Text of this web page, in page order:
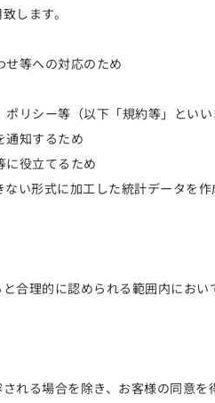
します。
せ等への対応のため
リシー等（以下「規約等」とい
通知するため
に役立てるため
い形式に加工した統計データを
合理的に認められる範囲内にお
れる場合を除き、お客様の同意